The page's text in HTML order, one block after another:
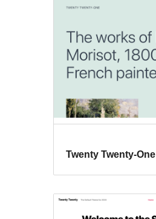
Twenty Twenty-One